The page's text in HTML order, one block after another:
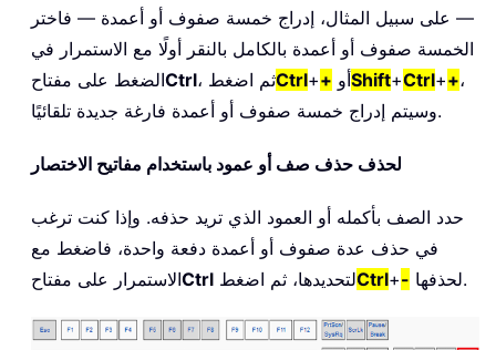
— على سبيل المثال، إدراج خمسة صفوف أو أعمدة — فاختر
الخمسة صفوف أو أعمدة بالكامل بالنقر أولًا مع الاستمرار في
الضغط على مفتاحCtrl ، ثم اضغطCtrl++ أوShift+Ctrl++،
وسيتم إدراج خمسة صفوف أو أعمدة فارغة جديدة تلقائيًا.
لحذف حذف صف أو عمود باستخدام مفاتيح الاختصار
حدد الصف بأكمله أو العمود الذي تريد حذفه. وإذا كنت ترغب
في حذف عدة صفوف أو أعمدة دفعة واحدة، فاضغط مع
الاستمرار على مفتاحCtrl لتحديدها، ثم اضغطCtrl+- لحذفها.